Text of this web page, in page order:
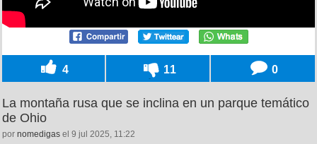
4 11 0
La montaña rusa que se inclina en un parque temático
de Ohio
por nomedigas el 9 jul 2025, 11:22